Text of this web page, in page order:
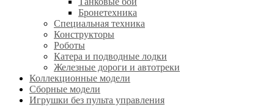
Бронетехника
Специальная техника
Конструкторы
Роботы
Катера и подводные лодки
Железные дороги и автотреки
Коллекционные модели
Сборные модели
Игрушки без пульта управления